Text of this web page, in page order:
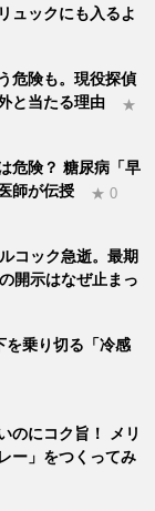
ュックにも入るよ
危険も。現役探偵
と当たる理由
★
危険？ 糖尿病「早
師が伝授
★ 0
コック急逝。最期
開示はなぜ止まっ
乗り切る「冷感
のにコク旨！ メリ
ー」をつくってみ